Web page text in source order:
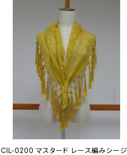
CIL-0200 マスタード レース編みシージ